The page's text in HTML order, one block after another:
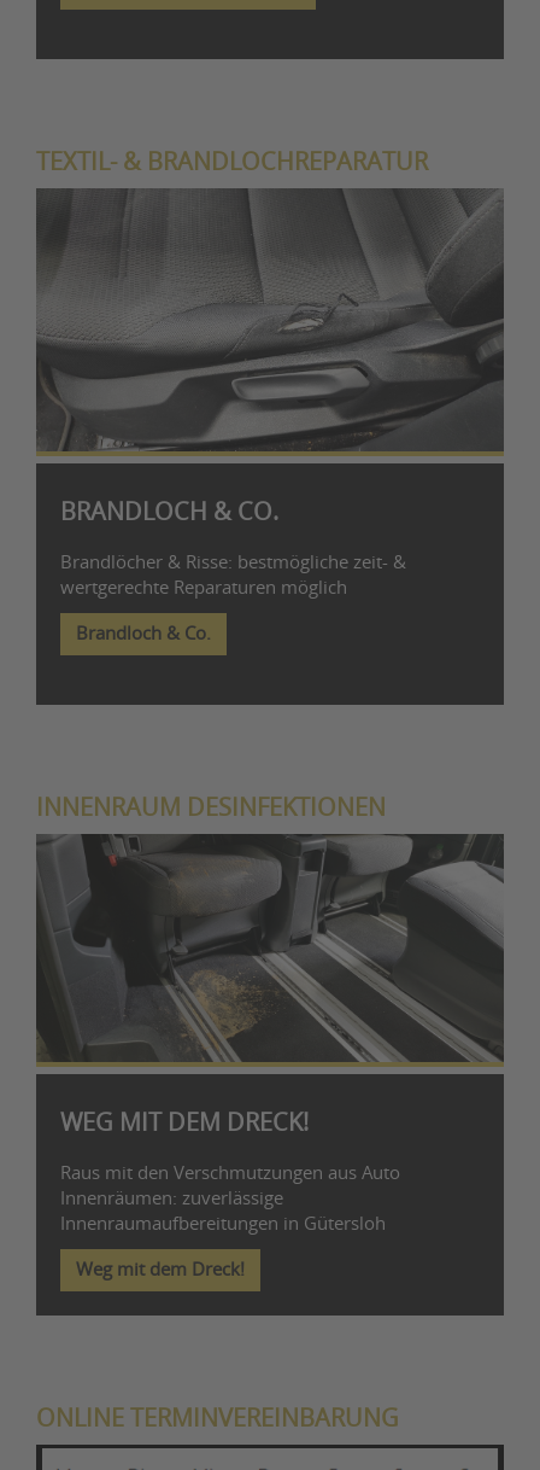
TEXTIL- & BRANDLOCHREPARATUR
BRANDLOCH & CO.
Brandlöcher & Risse: bestmögliche zeit- &
wertgerechte Reparaturen möglich
Brandloch & Co.
INNENRAUM DESINFEKTIONEN
WEG MIT DEM DRECK!
Raus mit den Verschmutzungen aus Auto
Innenräumen: zuverlässige
Innenraumaufbereitungen in Gütersloh
Weg mit dem Dreck!
ONLINE TERMINVEREINBARUNG